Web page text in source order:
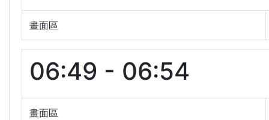
畫面區
06:49 - 06:54
畫面區